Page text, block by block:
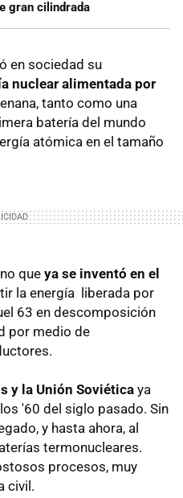
gran cilindrada
en sociedad su
nuclear alimentada por
tanto como una
batería del mundo
atómica en el tamaño
que ya se inventó en el
la energía liberada por
63 en descomposición
por medio de
y la Unión Soviética ya
'60 del siglo pasado. Sin
y hasta ahora, al
termonucleares.
procesos, muy
civil.